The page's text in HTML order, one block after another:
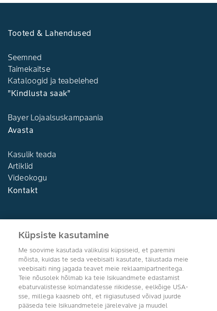
Tooted & Lahendused
Seemned
Taimekaitse
Kataloogid ja teabelehed
”Kindlusta saak”
Bayer Lojaalsuskampaania
Avasta
Kasulik teada
Artiklid
Videokogu
Kontakt
Agro Bayer
Eesti
Jälgi meid
Küpsiste kasutamine
Me soovime kasutada valikulisi küpsiseid, et paremini
mõista, kuidas te seda veebisaiti kasutate, täiustada meie
veebisaiti ning jagada teavet meie reklaamipartneritega.
Teie nõusolek hõlmab ka teie Isikuandmete edastamist
ebaturvalistesse kolmandatesse riikidesse, eelkõige USA-
sse, millega kaasneb oht, et riigiasutused võivad juurde
pääseda teie Isikuandmetele järelevalve ja muudel